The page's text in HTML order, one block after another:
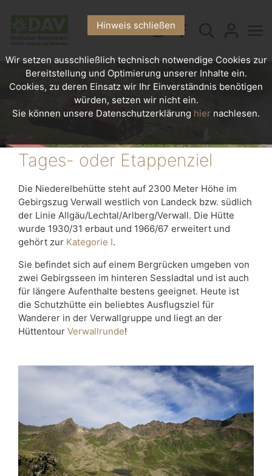
Tages- oder Etappenziel
Die Niederelbehütte steht auf 2300 Meter Höhe im
Gebirgszug Verwall westlich von Landeck bzw. südlich
der Linie Allgäu/Lechtal/Arlberg/Verwall. Die Hütte
wurde 1930/31 erbaut und 1966/67 erweitert und
gehört zur Kategorie I.
Sie befindet sich auf einem Bergrücken umgeben von
zwei Gebirgsseen im hinteren Sessladtal und ist auch
für längere Aufenthalte bestens geeignet. Heute ist
die Schutzhütte ein beliebtes Ausflugsziel für
Wanderer in der Verwallgruppe und liegt an der
Hüttentour Verwallrunde!
Hinweis schließen
Wir setzen ausschließlich technisch notwendige Cookies zur
Bereitstellung und Optimierung unserer Inhalte ein.
Cookies, zu deren Einsatz wir Ihr Einverständnis benötigen
würden, setzen wir nicht ein.
Sie können unsere Datenschutzerklärung hier nachlesen.